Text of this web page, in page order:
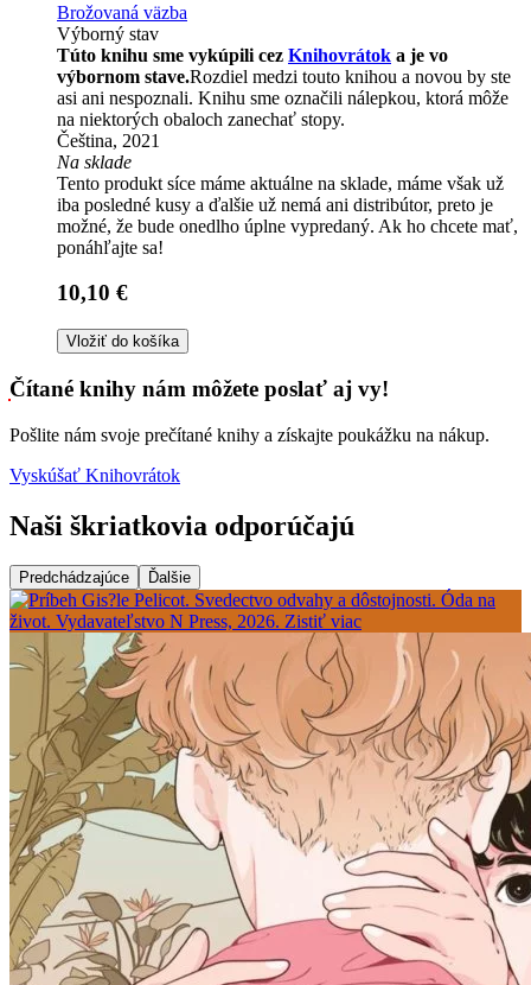
Brožovaná väzba
Výborný stav
Túto knihu sme vykúpili cez Knihovrátok a je vo
výbornom stave.Rozdiel medzi touto knihou a novou by ste
asi ani nespoznali. Knihu sme označili nálepkou, ktorá môže
na niektorých obaloch zanechať stopy.
Čeština, 2021
Na sklade
Tento produkt síce máme aktuálne na sklade, máme však už
iba posledné kusy a ďalšie už nemá ani distribútor, preto je
možné, že bude onedlho úplne vypredaný. Ak ho chcete mať,
ponáhľajte sa!
10,10 €
Vložiť do košíka
Čítané knihy nám môžete poslať aj vy!
Pošlite nám svoje prečítané knihy a získajte poukážku na nákup.
Vyskúšať Knihovrátok
Naši škriatkovia odporúčajú
Predchádzajúce Ďalšie